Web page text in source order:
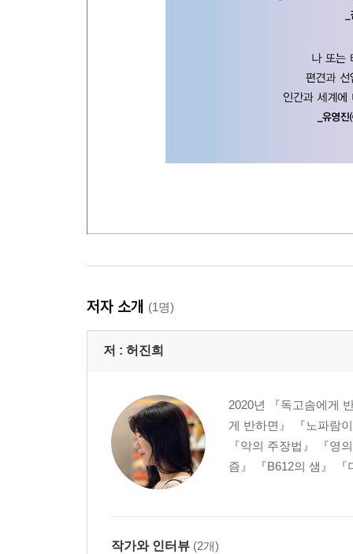
저자 소개 (1명)
저 : 허진희
2020년 『독고솜에게
게 반하면』 『노파람
『악의 주장법』 『영
즘』 『B612의 샘』
작가와 인터뷰 (2개)